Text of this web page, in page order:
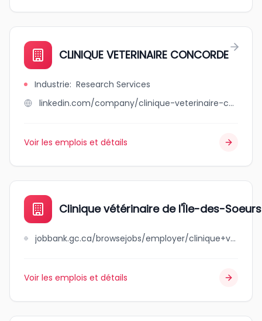
CLINIQUE VETERINAIRE CONCORDE
Industrie: Research Services
linkedin.com/company/clinique-veterinaire-concorde
Voir les emplois et détails
Clinique vétérinaire de l'Île-des-Soeurs
jobbank.gc.ca/browsejobs/employer/clinique+v%C3%A9t%C3%A9rinaire+de+l%27%C3%AEle-des-soeurs/ca
Voir les emplois et détails